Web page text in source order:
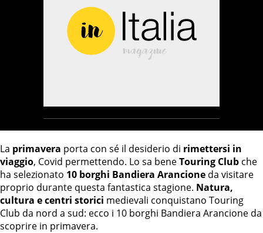
La primavera porta con sé il desiderio di rimettersi in
viaggio, Covid permettendo. Lo sa beneTouring Club che
ha selezionato 10 borghi Bandiera Arancione da visitare
proprio durante questa fantastica stagione. Natura,
cultura e centri storici medievali conquistano Touring
Club da nord a sud: ecco i 10 borghi Bandiera Arancione da
scoprire in primavera.